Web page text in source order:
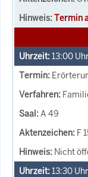
Termin
13:00
A 49
F
Nicht
13:30 Uhr